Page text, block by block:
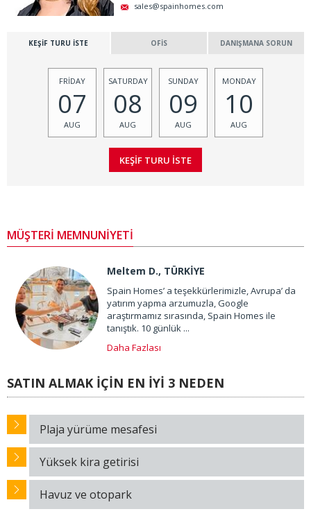
sales@spainhomes.com
KEŞİF TURU İSTE OFİS DANIŞMANA SORUN
FRİDAY
07
AUG
SATURDAY
08
AUG
SUNDAY
09
AUG
MONDAY
10
AUG
MÜŞTERİ MEMNUNİYETİ
Meltem D., TÜRKİYE
Spain Homes’ a teşekkürlerimizle, Avrupa’ da
yatırım yapma arzumuzla, Google
araştırmamız sırasında, Spain Homes ile
tanıştık. 10 günlük ...
Daha Fazlası
SATIN ALMAK İÇİN EN İYİ 3 NEDEN
Plaja yürüme mesafesi
Yüksek kira getirisi
Havuz ve otopark